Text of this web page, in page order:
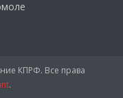
КПРФ. Все права
.